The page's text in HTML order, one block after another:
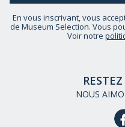
En vous inscrivant, vous
de Museum Selection. Vous
Voir notre
NOUS